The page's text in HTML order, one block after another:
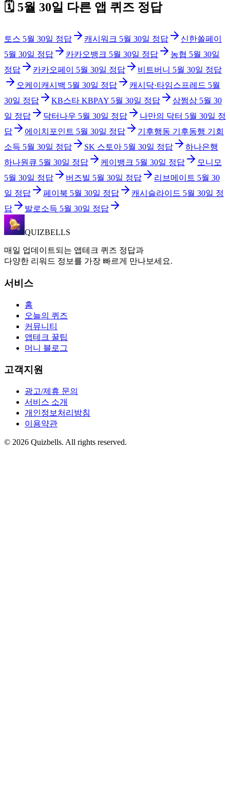
🗓️ 5월 30일 다른 앱 퀴즈 정답
토스 5월 30일 정답 캐시워크 5월 30일 정답
신한쏠페이
5월 30일 정답 카카오뱅크 5월 30일 정답 농협 5월 30일
정답
카카오페이 5월 30일 정답 비트버니 5월 30일 정답
오케이캐시백 5월 30일 정답 캐시닥·타임스프레드 5월
30일 정답 KB스타 KBPAY 5월 30일 정답 삼쩜삼 5월 30
일 정답 닥터나우 5월 30일 정답 나만의 닥터 5월 30일 정
답
에이치포인트 5월 30일 정답
기후행동 기후동행 기회
소득 5월 30일 정답 SK 스토아 5월 30일 정답
하나은행
하나원큐 5월 30일 정답 케이뱅크 5월 30일 정답
모니모
5월 30일 정답 버즈빌 5월 30일 정답 리브메이트 5월 30
일 정답 페이북 5월 30일 정답 캐시슬라이드 5월 30일 정
답
발로소득 5월 30일 정답
QUIZBELLS
매일 업데이트되는 앱테크 퀴즈 정답과
다양한 리워드 정보를 가장 빠르게 만나보세요.
서비스
홈
오늘의 퀴즈
커뮤니티
앱테크 꿀팁
머니 블로그
고객지원
광고/제휴 문의
서비스 소개
개인정보처리방침
이용약관
© 2026 Quizbells. All rights reserved.